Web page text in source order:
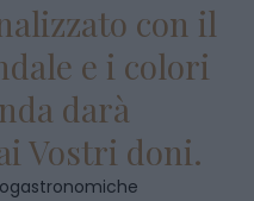
con il
e i colori
darà
Vostri doni.